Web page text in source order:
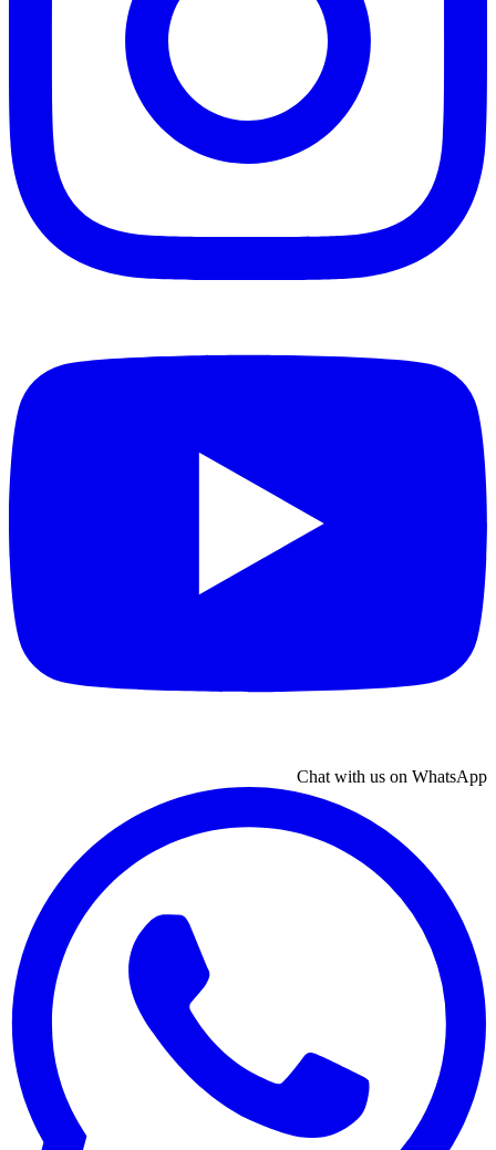
Chat with us on WhatsApp